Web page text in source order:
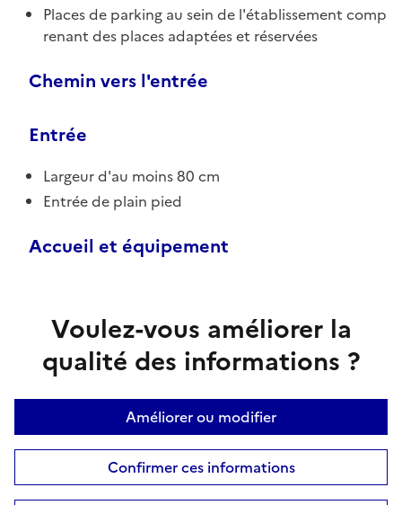
Places de parking au sein de l'établissement comp
renant des places adaptées et réservées
Chemin vers l'entrée
Entrée
Largeur d'au moins 80 cm
Entrée de plain pied
Accueil et équipement
Voulez-vous améliorer la
qualité des informations ?
Améliorer ou modifier
Confirmer ces informations